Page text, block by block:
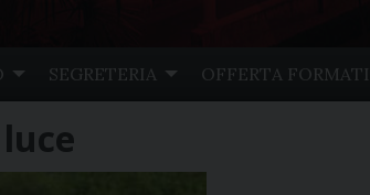
SEGRETERIA OFFERTA